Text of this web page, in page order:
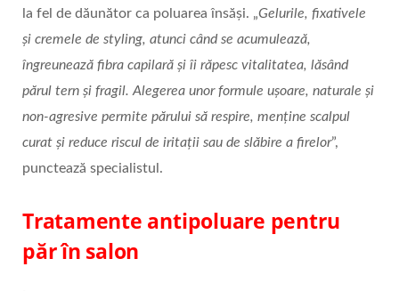
la fel de dăunător ca poluarea însăși. „Gelurile, fixativele
și cremele de styling, atunci când se acumulează,
îngreunează fibra capilară și îi răpesc vitalitatea, lăsând
părul tern și fragil. Alegerea unor formule ușoare, naturale și
non-agresive permite părului să respire, menține scalpul
curat și reduce riscul de iritații sau de slăbire a firelor”,
punctează specialistul.
Tratamente antipoluare pentru
păr în salon